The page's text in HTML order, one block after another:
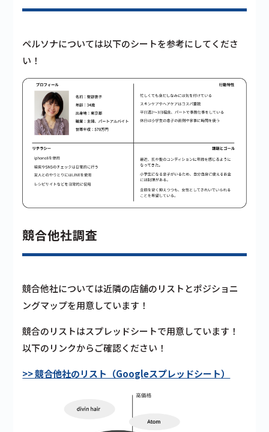
ペルソナについては以下のシートを参考にしてくださ
い！
競合他社調査
競合他社については近隣の店舗のリストとポジショニ
ングマップを用意しています！
競合のリストはスプレッドシートで用意しています！
以下のリンクからご確認ください！
>> 競合他社のリスト（Googleスプレッドシート）